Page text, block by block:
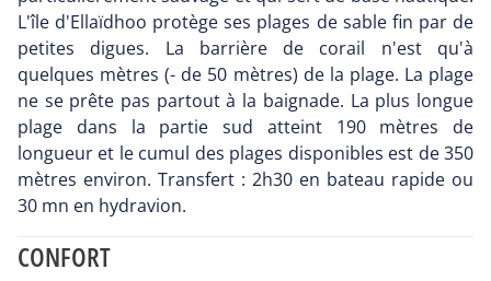
L'île d'Ellaïdhoo protège ses plages de sable fin par de
petites digues. La barrière de corail n'est qu'à
quelques mètres (- de 50 mètres) de la plage. La plage
ne se prête pas partout à la baignade. La plus longue
plage dans la partie sud atteint 190 mètres de
longueur et le cumul des plages disponibles est de 350
mètres environ. Transfert : 2h30 en bateau rapide ou
30 mn en hydravion.
CONFORT